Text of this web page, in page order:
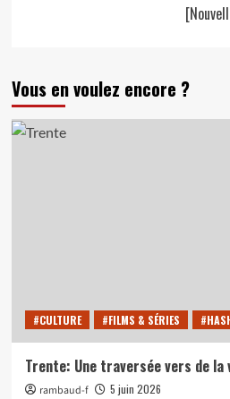
Vous en voulez encore ?
#CULTURE #FILMS & SÉRIES
Trente: Une traversée vers de la
rambaud-f 5 juin 2026